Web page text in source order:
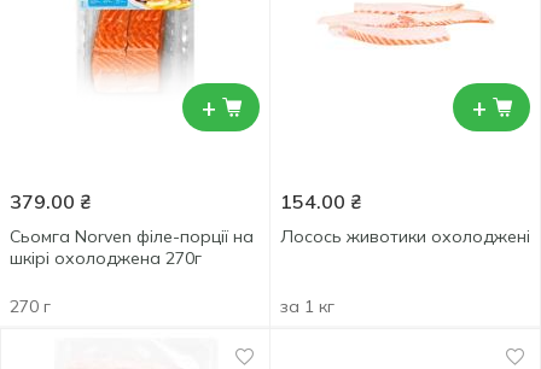
+
379.00 ₴
Сьомга Norven філе-порції на
шкірі охолоджена 270г
270 г
+
154.00 ₴
Лосось животики охолоджені
за 1 кг